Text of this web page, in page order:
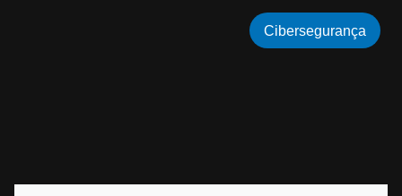
Cibersegurança